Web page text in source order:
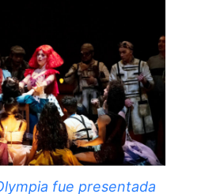
fue presentada